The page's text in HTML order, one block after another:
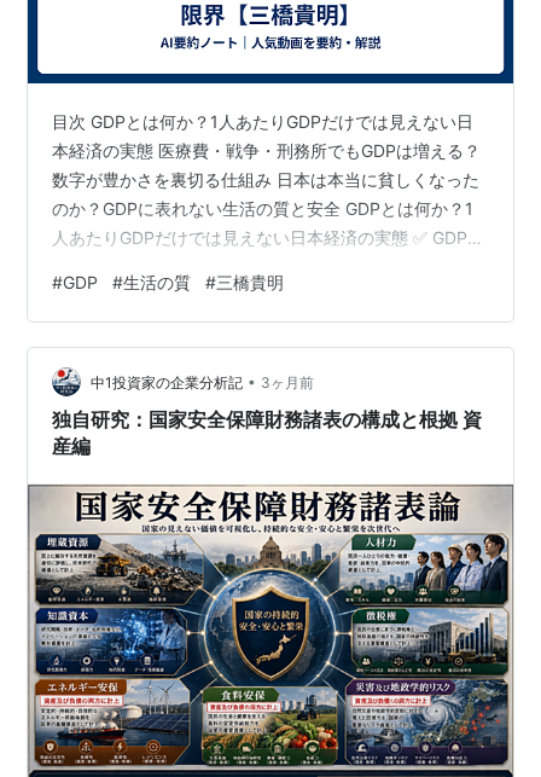
目次 GDPとは何か？1人あたりGDPだけでは見えない日
本経済の実態 医療費・戦争・刑務所でもGDPは増える？
数字が豊かさを裏切る仕組み 日本は本当に貧しくなった
のか？GDPに表れない生活の質と安全 GDPとは何か？1
人あたりGDPだけでは見えない日本経済の実態 ✅ GDPは
で幸福度や生活の豊かさを判断することはできません。
✅ 1人あたりGDPは価格や為替、人口の影響を受けるた
め、順位の数字だけで日本経済の実態を決めつけるのは
注意が必要です。 ✅ デフレで価格が下がると、実際には
生産やサービスが存在していても、GDP上は低く見えや
すくなります…
#GDP #生活の質 #三橋貴明
中1投資家の企業分析記 • 3ヶ月前
独自研究：国家安全保障財務諸表の構成と根拠 資
産編